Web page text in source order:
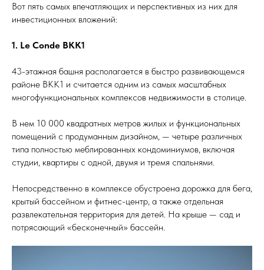
Вот пять самых впечатляющих и перспективных из них для
инвестиционных вложений:
1. Le Conde BKK1
43-этажная башня располагается в быстро развивающемся
районе BKK1 и считается одним из самых масштабных
многофункциональных комплексов недвижимости в столице.
В нем 10 000 квадратных метров жилых и функциональных
помещений с продуманным дизайном, — четыре различных
типа полностью меблированных кондоминиумов, включая
студии, квартиры с одной, двумя и тремя спальнями.
Непосредственно в комплексе обустроена дорожка для бега,
крытый бассейном и фитнес-центр, а также отдельная
развлекательная территория для детей. На крыше — сад и
потрясающий «бесконечный» бассейн.